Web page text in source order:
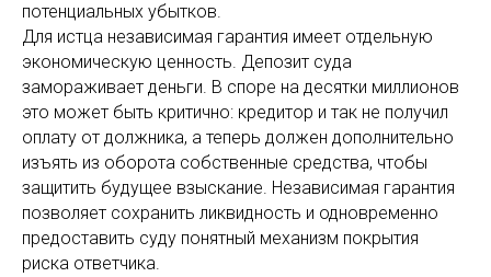
потенциальных убытков.
Для истца независимая гарантия имеет отдельную
экономическую ценность. Депозит суда
замораживает деньги. В споре на десятки миллионов
это может быть критично: кредитор и так не получил
оплату от должника, а теперь должен дополнительно
изъять из оборота собственные средства, чтобы
защитить будущее взыскание. Независимая гарантия
позволяет сохранить ликвидность и одновременно
предоставить суду понятный механизм покрытия
риска ответчика.